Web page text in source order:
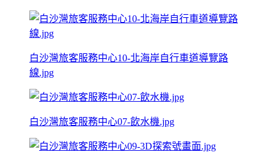
白沙灣旅客服務中心10-北海岸自行車道導覽路
線.jpg
白沙灣旅客服務中心07-飲水機.jpg